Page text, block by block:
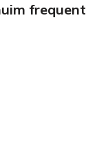
frequent